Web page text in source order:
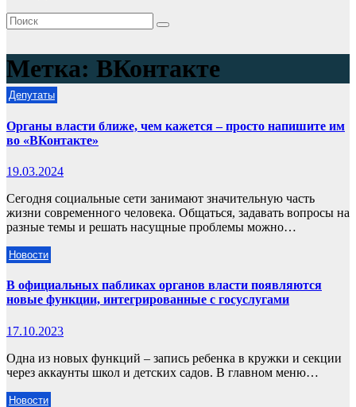
Метка: ВКонтакте
Депутаты
Органы власти ближе, чем кажется – просто напишите им
во «ВКонтакте»
19.03.2024
Сегодня социальные сети занимают значительную часть
жизни современного человека. Общаться, задавать вопросы на
разные темы и решать насущные проблемы можно…
Новости
В официальных пабликах органов власти появляются
новые функции, интегрированные с госуслугами
17.10.2023
Одна из новых функций – запись ребенка в кружки и секции
через аккаунты школ и детских садов. В главном меню…
Новости